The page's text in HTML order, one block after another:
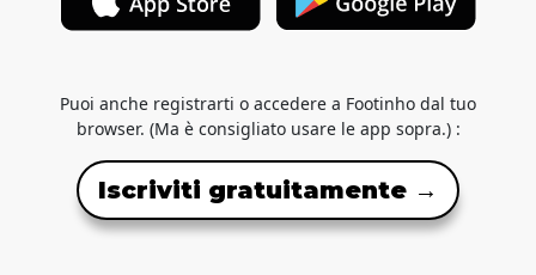
Puoi anche registrarti o accedere a Footinho dal tuo
browser. (Ma è consigliato usare le app sopra.) :
Iscriviti gratuitamente →